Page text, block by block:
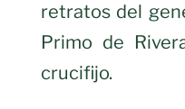
retratos del
Primo de
crucifijo.